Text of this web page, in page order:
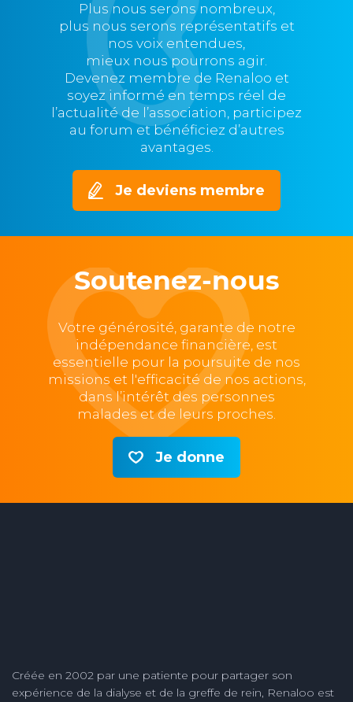
Plus nous serons nombreux,
plus nous serons représentatifs et
nos voix entendues,
mieux nous pourrons agir.
Devenez membre de Renaloo et
soyez informé en temps réel de
l’actualité de l’association, participez
au forum et bénéficiez d’autres
avantages.
Je deviens membre
Soutenez-nous
Votre générosité, garante de notre
indépendance financière, est
essentielle pour la poursuite de nos
missions et l'efficacité de nos actions,
dans l’intérêt des personnes
malades et de leurs proches.
Je donne
Créée en 2002 par une patiente pour partager son
expérience de la dialyse et de la greffe de rein, Renaloo est